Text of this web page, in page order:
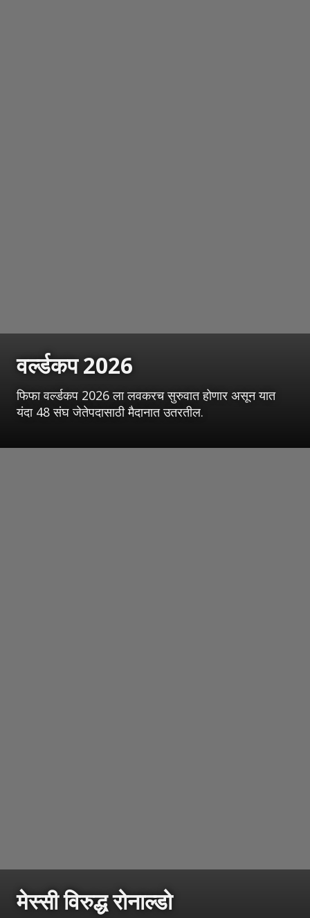
वर्ल्डकप 2026
फिफा वर्ल्डकप 2026 ला लवकरच सुरुवात होणार असून यात
यंदा 48 संघ जेतेपदासाठी मैदानात उतरतील.
मेस्सी विरुद्ध रोनाल्डो